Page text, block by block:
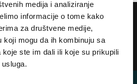
medija i analiziranje
informacije o tome kako
za društvene medije,
koji mogu da ih kombinuju sa
ste im dali ili koje su prikupili
POZOVITE NAS!
informacije o novitetima i popustima,
Prijavi